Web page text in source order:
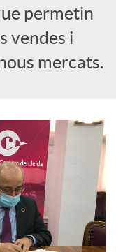
permetin
vendes i
mercats.